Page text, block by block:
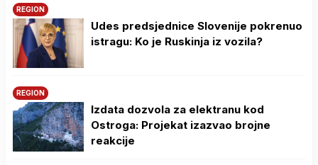
REGION
Udes predsjednice Slovenije pokrenuo
istragu: Ko je Ruskinja iz vozila?
REGION
Izdata dozvola za elektranu kod
Ostroga: Projekat izazvao brojne
reakcije